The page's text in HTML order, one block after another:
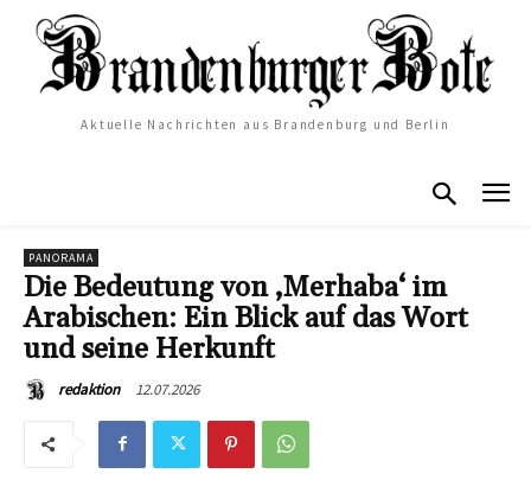
Aktuelle Nachrichten aus Brandenburg und Berlin
PANORAMA
Die Bedeutung von ‚Merhaba‘ im
Arabischen: Ein Blick auf das Wort
und seine Herkunft
redaktion 12.07.2026